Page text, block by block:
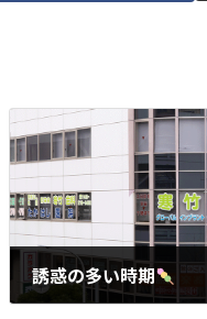
誘惑の多い時期